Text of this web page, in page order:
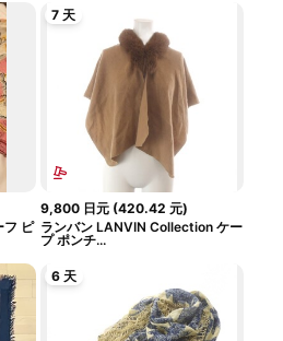
フ ピ
7 天
9,800 日元 (420.42 元)
ランバン LANVIN Collection ケー
プ ポンチ...
6 天